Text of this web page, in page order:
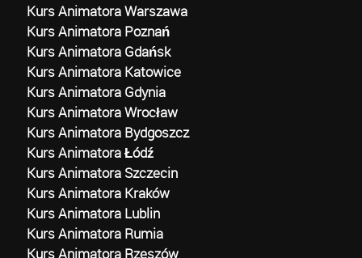
Kurs Animatora Warszawa
Kurs Animatora Poznań
Kurs Animatora Gdańsk
Kurs Animatora Katowice
Kurs Animatora Gdynia
Kurs Animatora Wrocław
Kurs Animatora Bydgoszcz
Kurs Animatora Łódź
Kurs Animatora Szczecin
Kurs Animatora Kraków
Kurs Animatora Lublin
Kurs Animatora Rumia
Kurs Animatora Rzeszów